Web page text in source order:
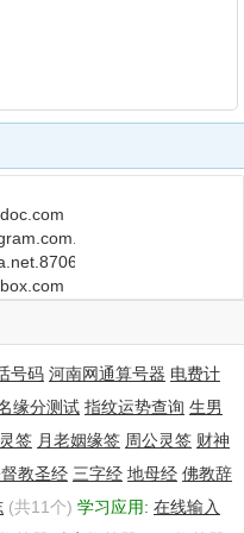
号码 河南网通算号器 电费计
缘分测试 指纹运势查询 生男
签 月老姻缘签 周公灵签 财神
教圣经 三字经 地母经 佛教辞
(共11个) 学习应用: 在线输入